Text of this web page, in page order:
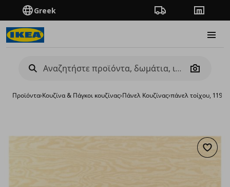
Greek Πορεία παραγγελίας
Camera
Προϊόντα›Κουζίνα & Πάγκοι κουζίνας›Πάνελ Κουζίνας›πάνελ τοίχου,